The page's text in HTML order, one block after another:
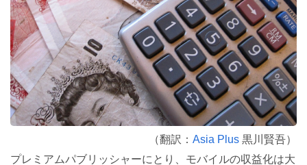
（翻訳： Asia Plus 黒川賢吾）
プレミアムパブリッシャーにとり、モバイルの収益化は大